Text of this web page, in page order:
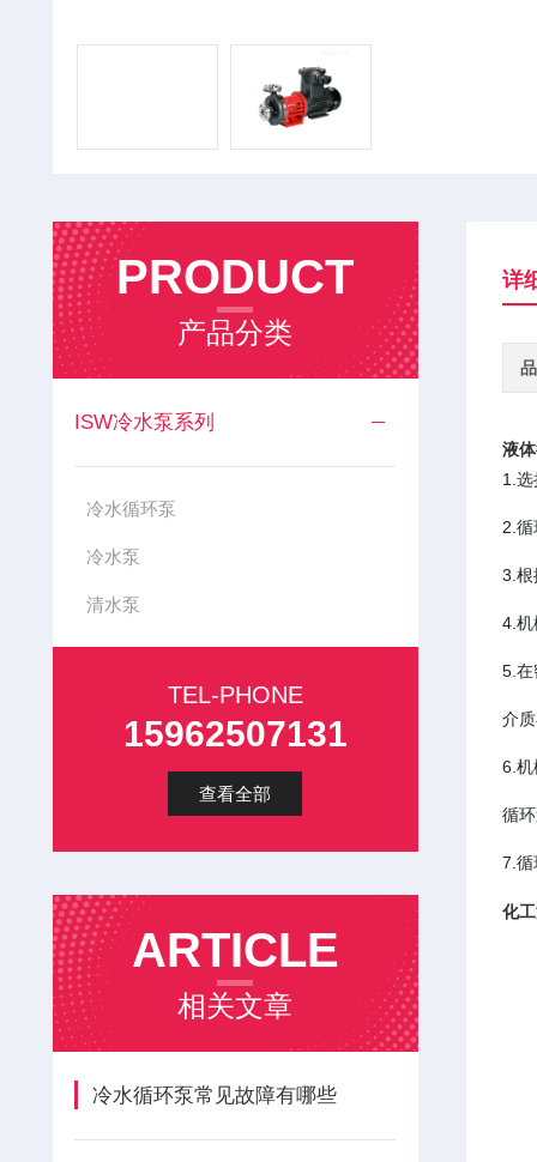
PRODUCT
产品分类
ISW冷水泵系列
冷水循环泵
冷水泵
清水泵
TEL-PHONE
15962507131
查看全部
ARTICLE
相关文章
冷水循环泵常见故障有哪些
详
液
1.
2.
3.根
4.机
5.在
介
6.机
循
7.循
化